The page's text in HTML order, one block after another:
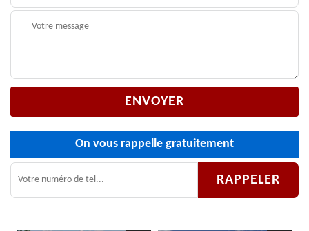
On vous rappelle gratuitement